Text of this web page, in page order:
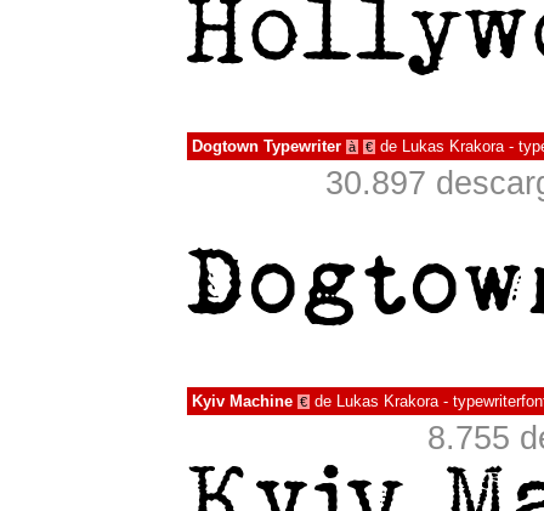
Dogtown Typewriter à € de Lukas Krakora -
30.897
Kyiv Machine € de Lukas Krakora -
8.755